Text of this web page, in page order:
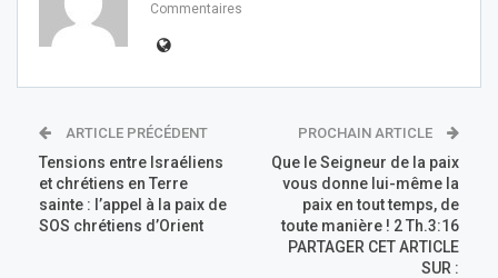
Commentaires
ARTICLE PRÉCÉDENT
Tensions entre Israéliens
et chrétiens en Terre
sainte : l’appel à la paix de
SOS chrétiens d’Orient
PROCHAIN ARTICLE
Que le Seigneur de la paix
vous donne lui-même la
paix en tout temps, de
toute manière ! 2 Th.3:16
PARTAGER CET ARTICLE
SUR :